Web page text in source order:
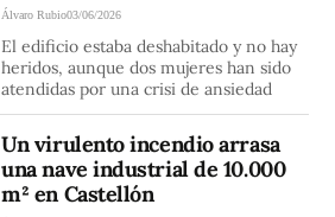
Álvaro Rubio03/06/2026
El edificio estaba deshabitado y no hay
heridos, aunque dos mujeres han sido
atendidas por una crisi de ansiedad
Un virulento incendio arrasa
una nave industrial de 10.000
m² en Castellón